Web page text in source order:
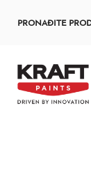
PRONAĐITE